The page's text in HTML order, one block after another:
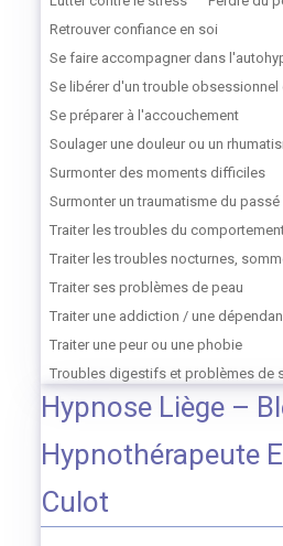
Retrouver confiance en soi
Se faire accompagner dans
Se libérer d'un trouble
Se préparer à l'accouchement
Soulager une douleur ou un
Surmonter des moments difficiles
Surmonter un traumatisme du passé
Traiter les troubles du
Traiter les troubles nocturnes,
Traiter ses problèmes de peau
Traiter une addiction / une
Traiter une peur ou une phobie
Troubles digestifs et problèmes de
Hypnose Liège –
Hypnothérapeute
Culot